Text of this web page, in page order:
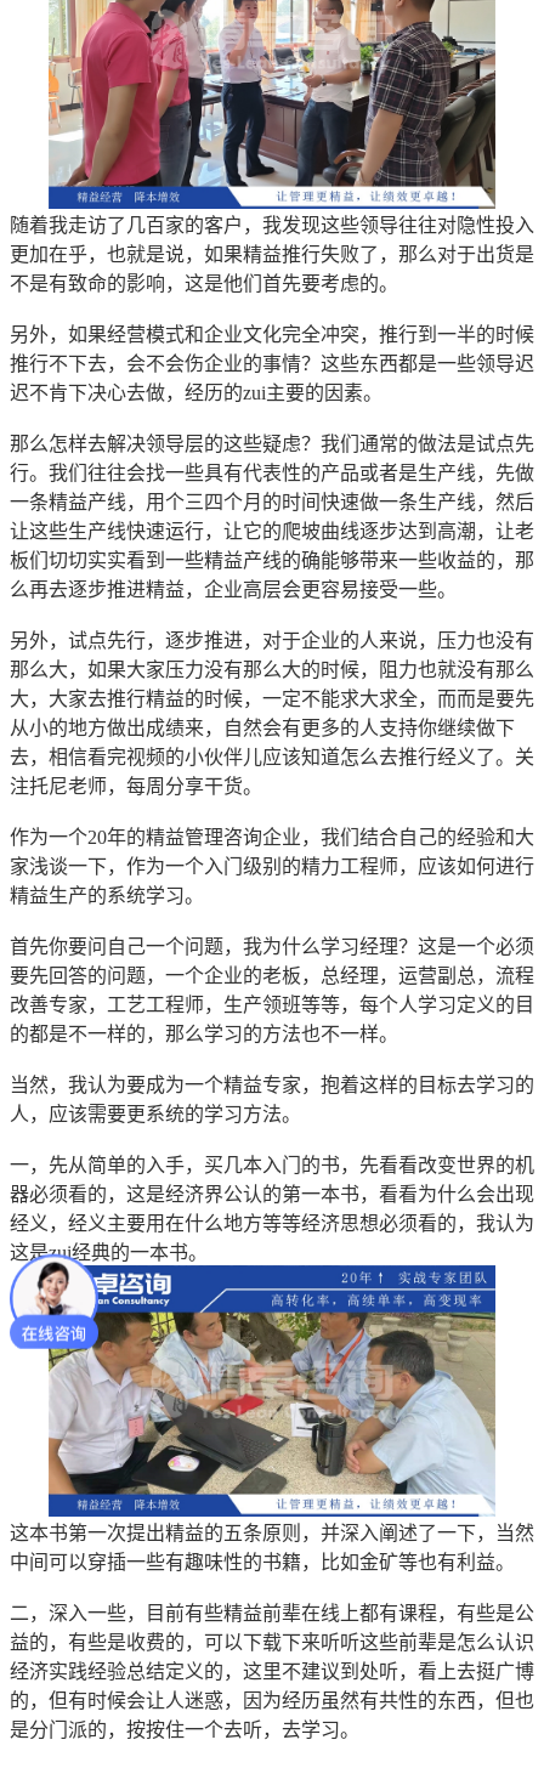
随着我走访了几百家的客户，我发现这些领导往往对隐性投入
更加在乎，也就是说，如果精益推行失败了，那么对于出货是
不是有致命的影响，这是他们首先要考虑的。
另外，如果经营模式和企业文化完全冲突，推行到一半的时候
推行不下去，会不会伤企业的事情？这些东西都是一些领导迟
迟不肯下决心去做，经历的zui主要的因素。
那么怎样去解决领导层的这些疑虑？我们通常的做法是试点先
行。我们往往会找一些具有代表性的产品或者是生产线，先做
一条精益产线，用个三四个月的时间快速做一条生产线，然后
让这些生产线快速运行，让它的爬坡曲线逐步达到高潮，让老
板们切切实实看到一些精益产线的确能够带来一些收益的，那
么再去逐步推进精益，企业高层会更容易接受一些。
另外，试点先行，逐步推进，对于企业的人来说，压力也没有
那么大，如果大家压力没有那么大的时候，阻力也就没有那么
大，大家去推行精益的时候，一定不能求大求全，而而是要先
从小的地方做出成绩来，自然会有更多的人支持你继续做下
去，相信看完视频的小伙伴儿应该知道怎么去推行经义了。关
注托尼老师，每周分享干货。
作为一个20年的精益管理咨询企业，我们结合自己的经验和大
家浅谈一下，作为一个入门级别的精力工程师，应该如何进行
精益生产的系统学习。
首先你要问自己一个问题，我为什么学习经理？这是一个必须
要先回答的问题，一个企业的老板，总经理，运营副总，流程
改善专家，工艺工程师，生产领班等等，每个人学习定义的目
的都是不一样的，那么学习的方法也不一样。
当然，我认为要成为一个精益专家，抱着这样的目标去学习的
人，应该需要更系统的学习方法。
一，先从简单的入手，买几本入门的书，先看看改变世界的机
器必须看的，这是经济界公认的第一本书，看看为什么会出现
经义，经义主要用在什么地方等等经济思想必须看的，我认为
这是zui经典的一本书。
这本书第一次提出精益的五条原则，并深入阐述了一下，当然
中间可以穿插一些有趣味性的书籍，比如金矿等也有利益。
二，深入一些，目前有些精益前辈在线上都有课程，有些是公
益的，有些是收费的，可以下载下来听听这些前辈是怎么认识
经济实践经验总结定义的，这里不建议到处听，看上去挺广博
的，但有时候会让人迷惑，因为经历虽然有共性的东西，但也
是分门派的，按按住一个去听，去学习。